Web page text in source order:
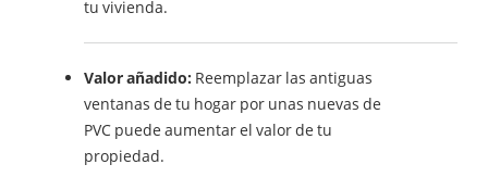
tu vivienda.
Valor añadido: Reemplazar las antiguas
ventanas de tu hogar por unas nuevas de
PVC puede aumentar el valor de tu
propiedad.